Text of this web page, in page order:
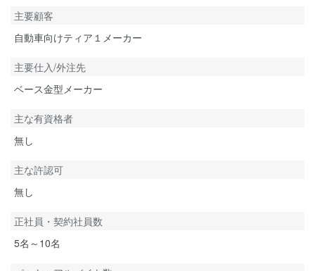
主要顧客
自動車向けティア１メーカー
主要仕入/外注先
ベース金型メーカー
主な有資格者
無し
主な許認可
無し
正社員・契約社員数
5名～10名